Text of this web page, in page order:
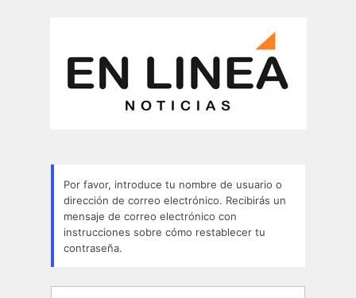
Por favor, introduce tu nombre de usuario o
dirección de correo electrónico. Recibirás un
mensaje de correo electrónico con
instrucciones sobre cómo restablecer tu
contraseña.